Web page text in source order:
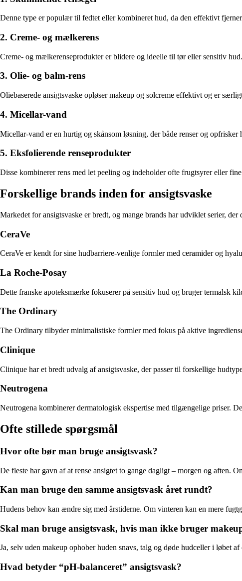
Denne type er populær til fedtet eller kombineret hud, da den effektivt
2. Creme- og mælkerens
Creme- og mælkerenseprodukter er blidere og ideelle til tør eller sensitiv
3. Olie- og balm-rens
Oliebaserede ansigtsvaske opløser makeup og solcreme effektivt og er
4. Micellar-vand
Micellar-vand er en hurtig og skånsom løsning, der både renser og
5. Eksfolierende renseprodukter
Disse kombinerer rens med let peeling og indeholder ofte frugtsyrer eller
Forskellige brands inden for ansigtsvaske
Markedet for ansigtsvaske er bredt, og mange brands har udviklet serier,
CeraVe
CeraVe er kendt for sine hudbarriere-venlige formler med ceramider og
La Roche-Posay
Dette franske apoteksmærke fokuserer på sensitiv hud og bruger termalsk
The Ordinary
The Ordinary tilbyder minimalistiske formler med fokus på aktive
Clinique
Clinique har et bredt udvalg af ansigtsvaske, der passer til forskellige
Neutrogena
Neutrogena kombinerer dermatologisk ekspertise med tilgængelige priser.
Ofte stillede spørgsmål
Hvor ofte bør man bruge ansigtsvask?
De fleste har gavn af at rense ansigtet to gange dagligt – morgen og aften.
Kan man bruge den samme ansigtsvask året rundt?
Hudens behov kan ændre sig med årstiderne. Om vinteren kan en mere
Skal man bruge ansigtsvask, hvis man ikke bruger
Ja, selv uden makeup ophober huden snavs, talg og døde hudceller i løbet
Hvad betyder “pH-balanceret” ansigtsvask?